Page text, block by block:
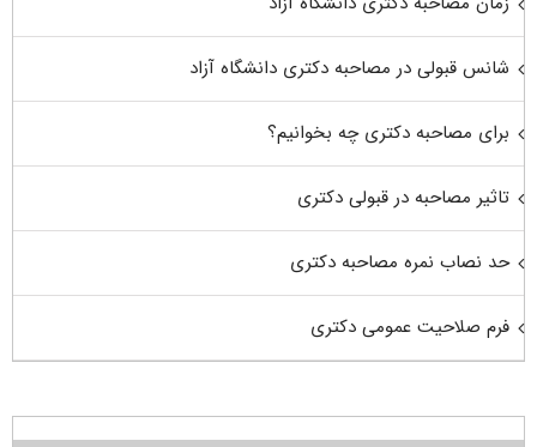
شانس قبولی در مصاحبه دکتری دانشگاه آزاد
برای مصاحبه دکتری چه بخوانیم؟
تاثیر مصاحبه در قبولی دکتری
حد نصاب نمره مصاحبه دکتری
فرم صلاحیت عمومی دکتری